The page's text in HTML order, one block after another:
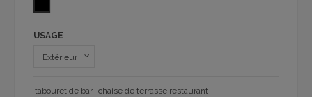
USAGE
tabouret de bar chaise de terrasse restaurant